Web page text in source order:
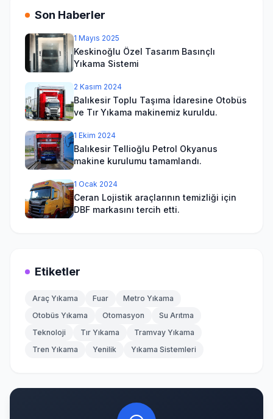
Son Haberler
1 Mayıs 2025
Keskinoğlu Özel Tasarım Basınçlı
Yıkama Sistemi
2 Kasım 2024
Balıkesir Toplu Taşıma İdaresine Otobüs
ve Tır Yıkama makinemiz kuruldu.
1 Ekim 2024
Balıkesir Tellioğlu Petrol Okyanus
makine kurulumu tamamlandı.
1 Ocak 2024
Ceran Lojistik araçlarının temizliği için
DBF markasını tercih etti.
Etiketler
Araç Yıkama Fuar
Metro Yıkama
Otobüs Yıkama
Otomasyon
Su Arıtma
Teknoloji
Tır Yıkama
Tramvay Yıkama
Tren Yıkama
Yenilik Yıkama Sistemleri